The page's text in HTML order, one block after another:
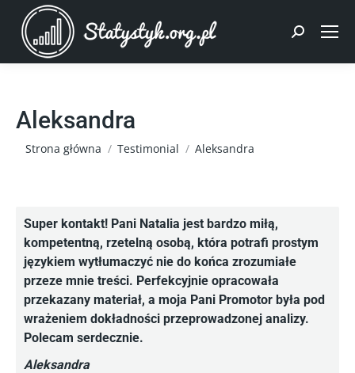
Szukaj:
Aleksandra
Jesteś tutaj:
Strona główna Testimonial Aleksandra
Super kontakt! Pani Natalia jest bardzo miłą,
kompetentną, rzetelną osobą, która potrafi prostym
językiem wytłumaczyć nie do końca zrozumiałe
przeze mnie treści. Perfekcyjnie opracowała
przekazany materiał, a moja Pani Promotor była pod
wrażeniem dokładności przeprowadzonej analizy.
Polecam serdecznie.
Aleksandra